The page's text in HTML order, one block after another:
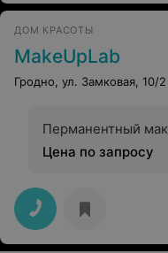
ДОМ КРАСОТЫ
MakeUpLab
Гродно, ул. Замковая, 10/2
Перманентный
Цена по запросу